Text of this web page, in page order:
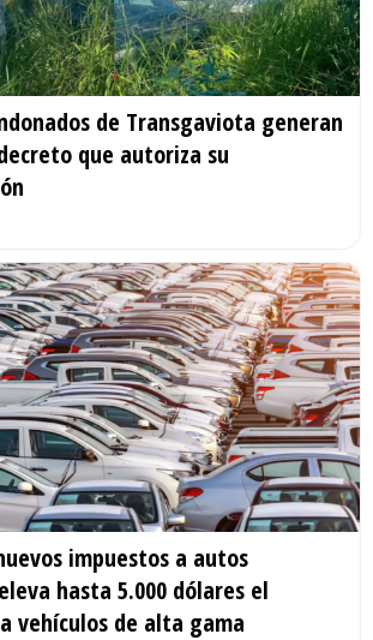
de Transgaviota generan
que autoriza su
impuestos a autos
hasta 5.000 dólares el
vehículos de alta gama